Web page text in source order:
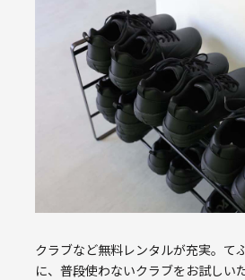
クラブなど無料レンタルが充実。て
に、普段使わないクラブをお試しい